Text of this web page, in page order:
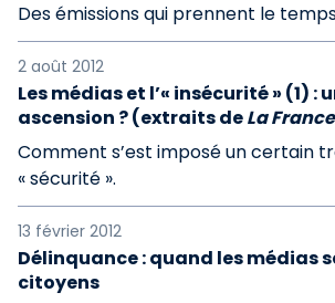
Des émissions qui prennent le
2 août 2012
Les médias et l’« insécurité » (1) :
ascension ? (extraits deLa
Comment s’est imposé un certain
« sécurité ».
13 février 2012
Délinquance : quand les médias
citoyens